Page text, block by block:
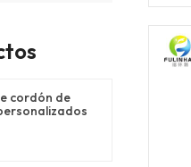
cordón de
de ajuste
elásticos